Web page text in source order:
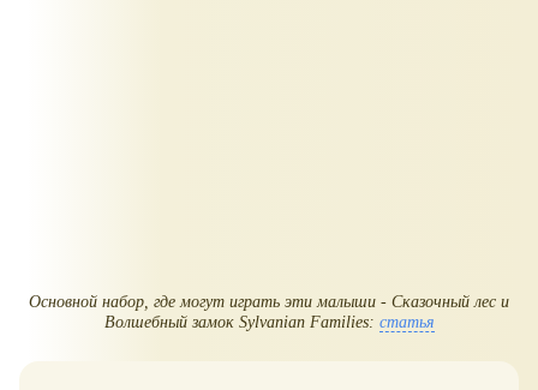
Основной набор, где могут играть эти малыши - Сказочный лес и
Волшебный замок Sylvanian Families: статья